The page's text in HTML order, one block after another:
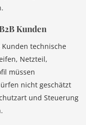
Kunden
technische
Netzteil,
müssen
nicht geschätzt
und Steuerung